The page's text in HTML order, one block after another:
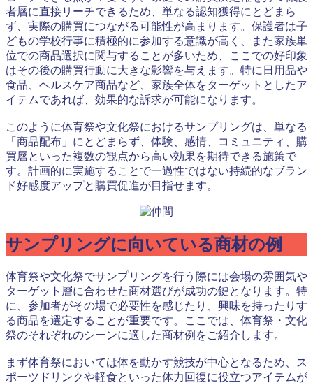
者層に直接リーチできるため、単なる認知獲得にとどまら
ず、実際の購買につながる可能性が高まります。保護者は子
どもの学校行事に積極的に参加する意識が高く、また家族単
位での商品選択に関与することが多いため、ここでの好印象
はその後の購買行動に大きな影響を与えます。特に日用品や
食品、ヘルスケア商品など、家族全体をターゲットとしたア
イテムであれば、効果的な訴求が可能になります。
このように体育祭や文化祭におけるサンプリングは、単なる
「商品配布」にとどまらず、体験、感情、コミュニティ、購
買層といった複数の観点から高い効果を期待できる施策で
す。計画的に実施することで一過性ではない持続的なブラン
ド好感度アップと購買促進が目指せます。
サンプリングに向いている商材の例
体育祭や文化祭でサンプリングを行う際には会場の雰囲気や
ターゲット層に合わせた商材選びが成功の鍵となります。特
に、参加者がその場で必要性を感じたり、興味を持ったりす
る商品を選定することが重要です。ここでは、体育祭・文化
祭のそれぞれのシーンに適した商材例をご紹介します。
まず体育祭においては体を動かす競技が中心となるため、ス
ポーツドリンクや軽食といった体力回復に役立つアイテムが